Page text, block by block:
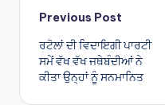
Post
navigation
Previous Post
ਰਟੋਲਾਂ ਦੀ ਵਿਦਾਇਗੀ ਪਾਰਟੀ
ਸਮੇਂ ਵੱਖ ਵੱਖ ਜਥੇਬੰਦੀਆਂ ਨੇ
ਕੀਤਾ ਉਨ੍ਹਾਂ ਨੂੰ ਸਨਮਾਨਿਤ